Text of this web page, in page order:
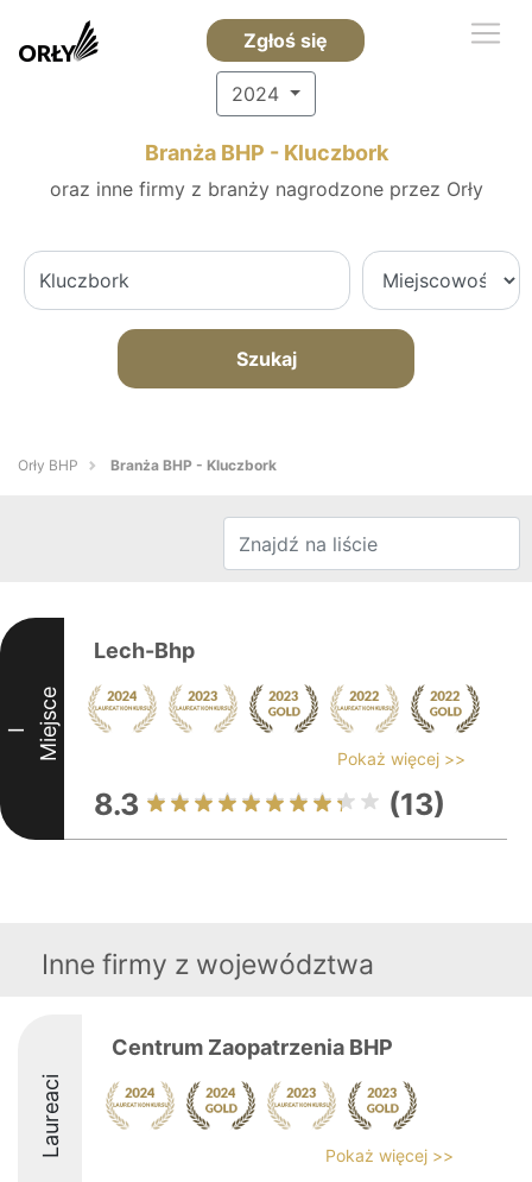
Zgłoś się
2024
Branża BHP - Kluczbork
oraz inne firmy z branży nagrodzone przez Orły
Szukaj
Orły BHP Branża BHP - Kluczbork
I Miejsce
Lech-Bhp
Pokaż więcej >>
8.3 (13)
Inne firmy z województwa
Laureaci
Centrum Zaopatrzenia BHP
Pokaż więcej >>